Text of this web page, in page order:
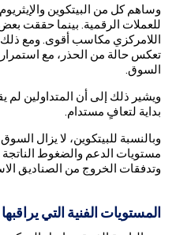
وساهم كل من البيتكوين
للعملات الرقمية. بينما حققت
اللامركزي مكاسب أقوى. ومع
تعكس حالة من الحذر، مع
السوق.
ويشير ذلك إلى أن المتداولين لم
بداية لتعافٍ مستدام.
وبالنسبة للبيتكوين، لا يزال
مستويات الدعم والضغوط
وتدفقات الخروج من الصناديق
المستويات الفنية التي